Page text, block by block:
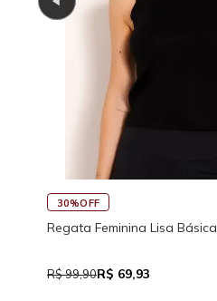
30%OFF
Regata Feminina Lisa Básica
R$ 99,90R$ 69,93